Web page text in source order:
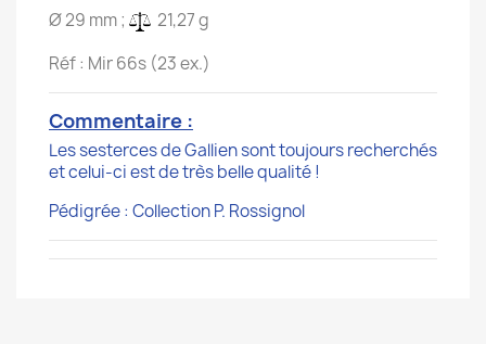
Ø 29 mm ;
21,27 g
Réf : Mir 66s (23 ex.)
Commentaire :
Les sesterces de Gallien sont toujours recherchés
et celui-ci est de très belle qualité !
Pédigrée : Collection P. Rossignol